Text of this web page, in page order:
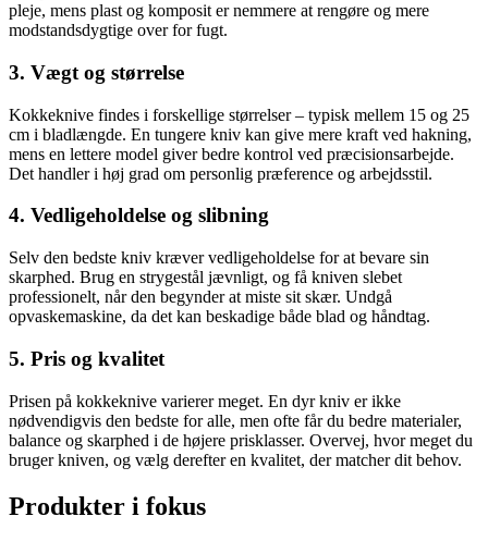
pleje, mens plast og komposit er nemmere at rengøre og mere
modstandsdygtige over for fugt.
3. Vægt og størrelse
Kokkeknive findes i forskellige størrelser – typisk mellem 15 og 25
cm i bladlængde. En tungere kniv kan give mere kraft ved hakning,
mens en lettere model giver bedre kontrol ved præcisionsarbejde.
Det handler i høj grad om personlig præference og arbejdsstil.
4. Vedligeholdelse og slibning
Selv den bedste kniv kræver vedligeholdelse for at bevare sin
skarphed. Brug en strygestål jævnligt, og få kniven slebet
professionelt, når den begynder at miste sit skær. Undgå
opvaskemaskine, da det kan beskadige både blad og håndtag.
5. Pris og kvalitet
Prisen på kokkeknive varierer meget. En dyr kniv er ikke
nødvendigvis den bedste for alle, men ofte får du bedre materialer,
balance og skarphed i de højere prisklasser. Overvej, hvor meget du
bruger kniven, og vælg derefter en kvalitet, der matcher dit behov.
Produkter i fokus